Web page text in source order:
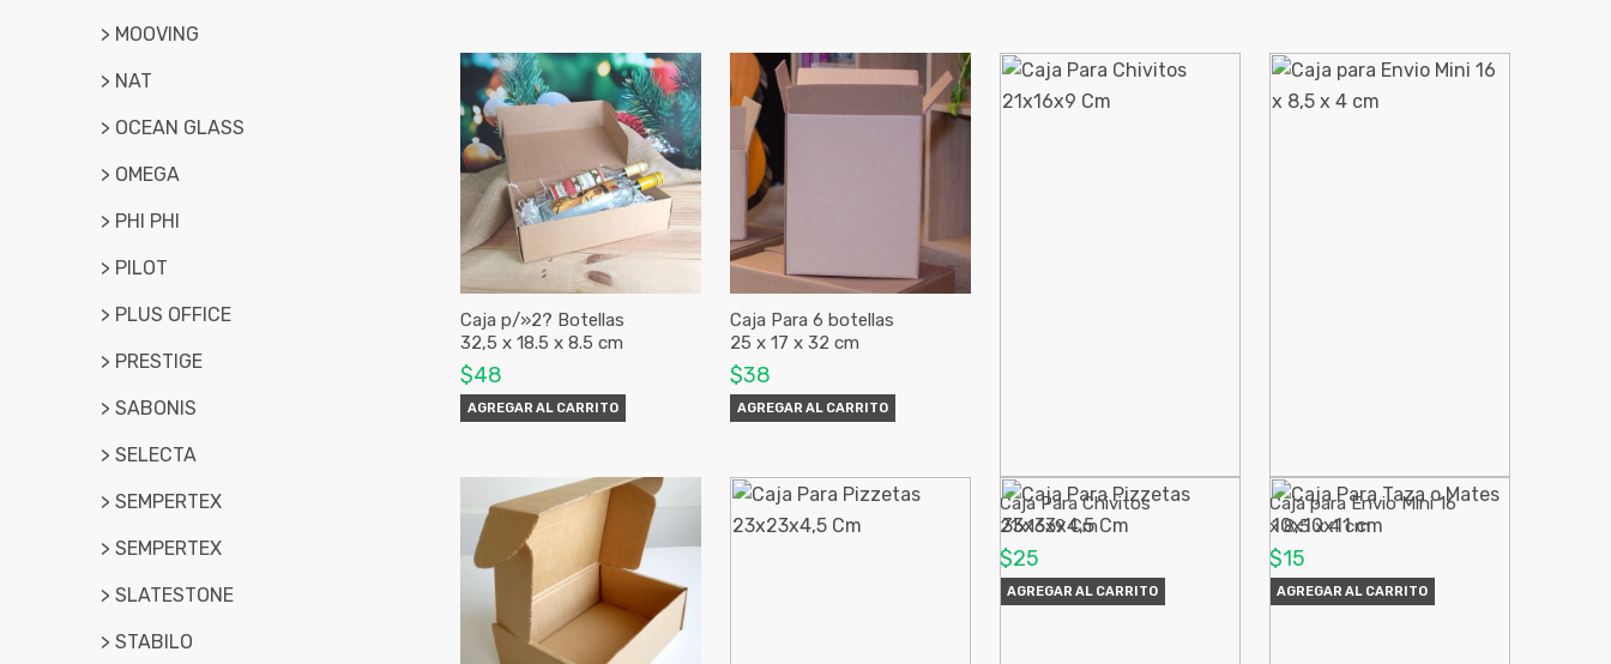
Caja p/»2? Botellas
32,5 x 18.5 x 8.5 cm
$48
AGREGAR AL CARRITO
Caja Para 6 botellas
25 x 17 x 32 cm
$38
AGREGAR AL CARRITO
Caja Para Chivitos
21x16x9 Cm
$25
AGREGAR AL CARRITO
Caja para Envio Mini 16
x 8,5 x 4 cm
$15
AGREGAR AL CARRITO
> MOOVING
> NAT
> OCEAN GLASS
> OMEGA
> PHI PHI
> PILOT
> PLUS OFFICE
> PRESTIGE
> SABONIS
> SELECTA
> SEMPERTEX
> SEMPERTEX
> SLATESTONE
> STABILO